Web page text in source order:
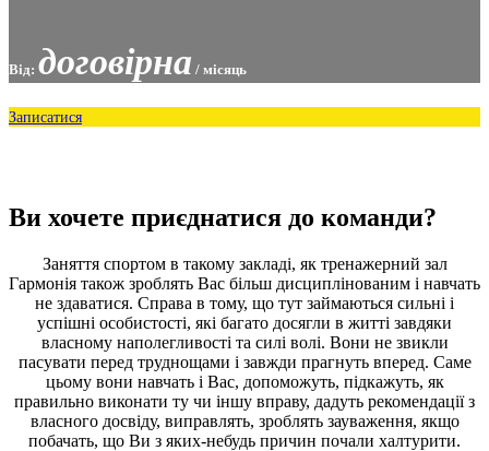
Від: договірна / місяць
Записатися
Ви хочете приєднатися до команди?
Заняття спортом в такому закладі, як тренажерний зал
Гармонія також зроблять Вас більш дисциплінованим і навчать
не здаватися. Справа в тому, що тут займаються сильні і
успішні особистості, які багато досягли в житті завдяки
власному наполегливості та силі волі. Вони не звикли
пасувати перед труднощами і завжди прагнуть вперед. Саме
цьому вони навчать і Вас, допоможуть, підкажуть, як
правильно виконати ту чи іншу вправу, дадуть рекомендації з
власного досвіду, виправлять, зроблять зауваження, якщо
побачать, що Ви з яких-небудь причин почали халтурити.